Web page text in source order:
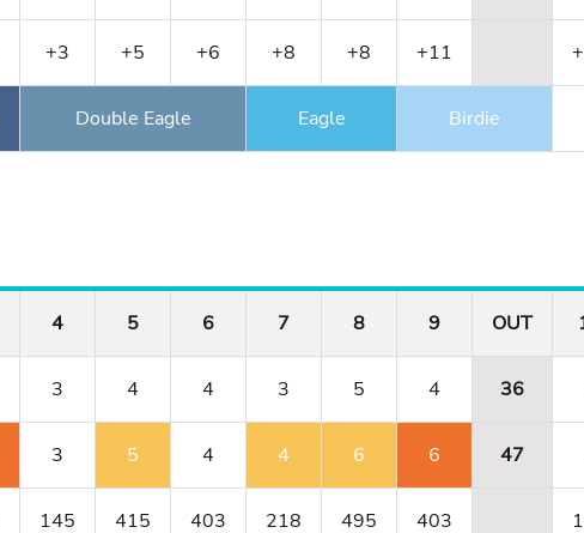
+3 +5 +6 +8 +8 +11
Double Eagle Eagle Birdie
4 5 6 7 8 9 OUT
3 4 4 3 5 4 36
3 5 4 4 6 6 47
145 415 403 218 495 403